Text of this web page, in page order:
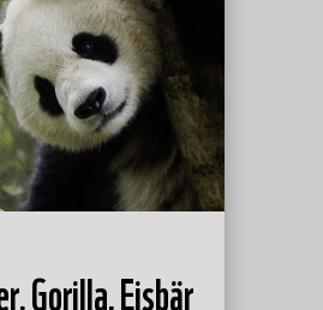
Gorilla, Eisbär